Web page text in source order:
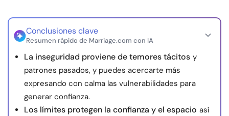
Conclusiones clave
Resumen rápido de Marriage.com con IA
La inseguridad proviene de temores tácitos y
patrones pasados, y puedes acercarte más
expresando con calma las vulnerabilidades para
generar confianza.
Los límites protegen la confianza y el espacio así